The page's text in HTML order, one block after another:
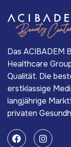
Das ACIBADEM
Healthcare
Qualität. Die
erstklassige
langjährige
privaten